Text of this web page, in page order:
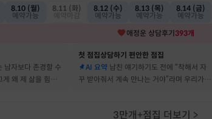
8.10 (월)
예약가능
8.11 (화)
8.12 (수)
예약가능
8.13 (목)
예약가능
8.14 (금)
예약가능
애정운 상담후기 393개
남자보다 존경할 수
왜 제 삶을 힘들게
첫 점집상담하기 편안한 점집
AI 요약 남친 얘기하기도 전에 “착해서 자
꾸 받아줘서 계속 만나는 거야”라며 우리가 헤
3만개+점집 더보기 >